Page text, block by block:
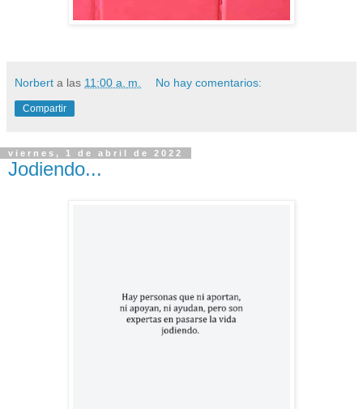
Norbert a las 11:00 a. m. No hay comentarios:
Compartir
viernes, 1 de abril de 2022
Jodiendo...